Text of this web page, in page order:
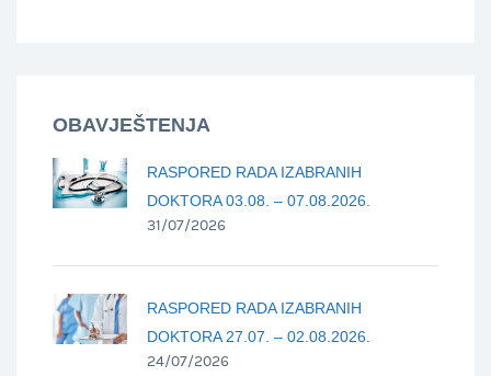
OBAVJEŠTENJA
RASPORED RADA IZABRANIH
DOKTORA 03.08. – 07.08.2026.
31/07/2026
RASPORED RADA IZABRANIH
DOKTORA 27.07. – 02.08.2026.
24/07/2026